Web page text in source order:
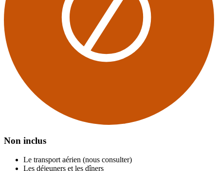
Non inclus
Le transport aérien (nous consulter)
Les déjeuners et les dîners